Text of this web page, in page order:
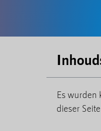
Es wurden
dieser